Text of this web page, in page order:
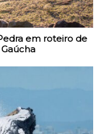
em roteiro de